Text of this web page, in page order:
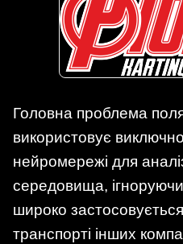
Головна проблема
використовує
нейромережі для
середовища,
широко
транспорті інших